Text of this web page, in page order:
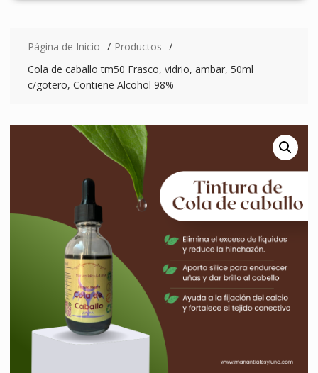
Página de Inicio
Productos
Cola de caballo tm50 Frasco, vidrio, ambar, 50ml
c/gotero, Contiene Alcohol 98%